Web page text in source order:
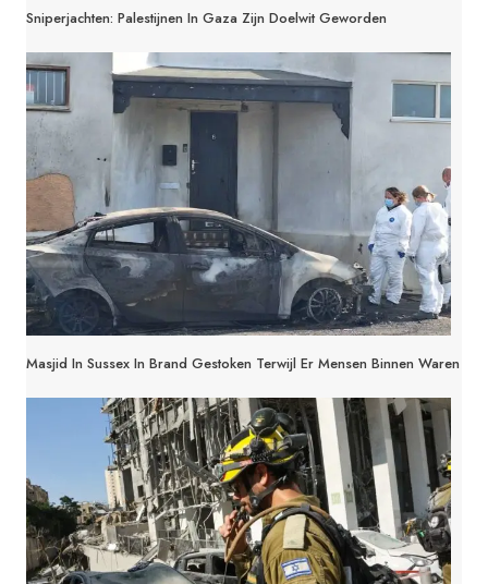
Sniperjachten: Palestijnen In Gaza Zijn Doelwit Geworden
Masjid In Sussex In Brand Gestoken Terwijl Er Mensen Binnen Waren